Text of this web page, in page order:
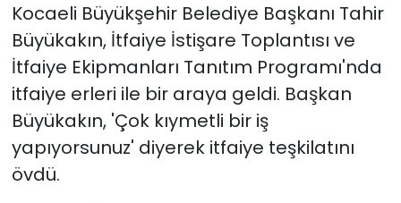
Kocaeli Büyükşehir Belediye Başkanı Tahir
Büyükakın, İtfaiye İstişare Toplantısı ve
İtfaiye Ekipmanları Tanıtım Programı'nda
itfaiye erleri ile bir araya geldi. Başkan
Büyükakın, 'Çok kıymetli bir iş
yapıyorsunuz' diyerek itfaiye teşkilatını
övdü.